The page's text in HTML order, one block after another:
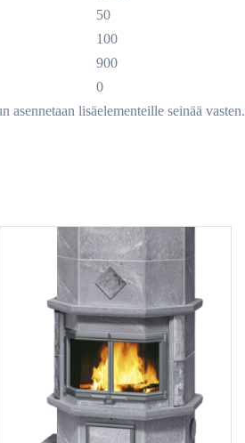
50
100
900
0
asennetaan lisäelementeille seinää vasten.